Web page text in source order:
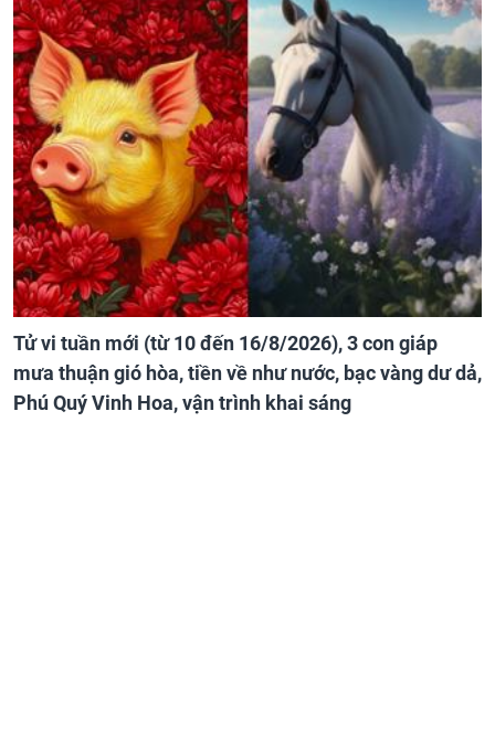
Tử vi tuần mới (từ 10 đến 16/8/2026), 3 con giáp
mưa thuận gió hòa, tiền về như nước, bạc vàng dư dả,
Phú Quý Vinh Hoa, vận trình khai sáng